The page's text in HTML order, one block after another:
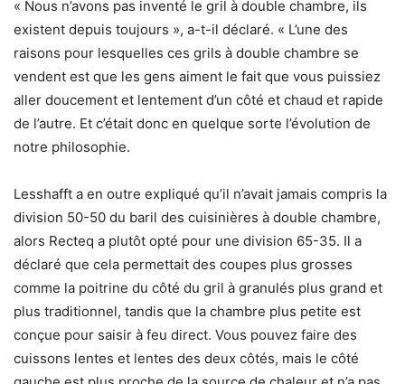
« Nous n’avons pas inventé le gril à double chambre, ils
existent depuis toujours », a-t-il déclaré. « L’une des
raisons pour lesquelles ces grils à double chambre se
vendent est que les gens aiment le fait que vous puissiez
aller doucement et lentement d’un côté et chaud et rapide
de l’autre. Et c’était donc en quelque sorte l’évolution de
notre philosophie.
Lesshafft a en outre expliqué qu’il n’avait jamais compris la
division 50-50 du baril des cuisinières à double chambre,
alors Recteq a plutôt opté pour une division 65-35. Il a
déclaré que cela permettait des coupes plus grosses
comme la poitrine du côté du gril à granulés plus grand et
plus traditionnel, tandis que la chambre plus petite est
conçue pour saisir à feu direct. Vous pouvez faire des
cuissons lentes et lentes des deux côtés, mais le côté